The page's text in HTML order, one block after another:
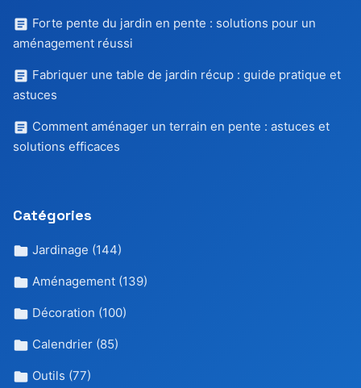
Forte pente du jardin en pente : solutions pour un
aménagement réussi
Fabriquer une table de jardin récup : guide pratique et
astuces
Comment aménager un terrain en pente : astuces et
solutions efficaces
Catégories
Jardinage (144)
Aménagement (139)
Décoration (100)
Calendrier (85)
Outils (77)